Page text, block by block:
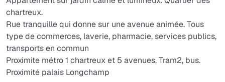
chartreux.
Rue tranquille qui donne sur une avenue animée. Tous
type de commerces, laverie, pharmacie, services publics,
transports en commun
Proximite métro 1 chartreux et 5 avenues, Tram2, bus.
Proximité palais Longchamp